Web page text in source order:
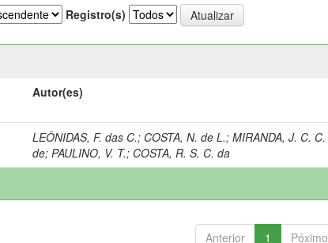
Registro(s)
Autor(es)
LEÔNIDAS, F. das C.; COSTA, N. de L.;MIRANDA, J. C. C.
de;PAULINO, V. T.; COSTA, R. S. C. da
Anterior 1 Póximo